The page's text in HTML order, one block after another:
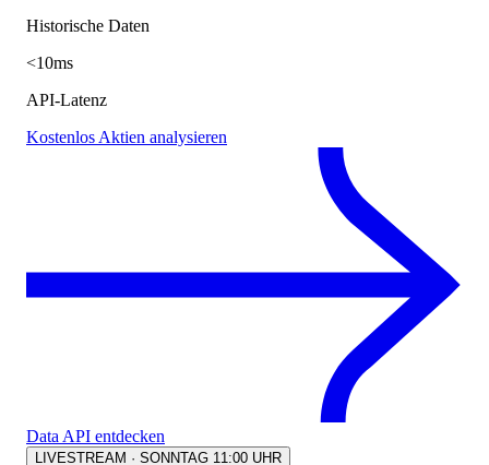
Historische Daten
<10ms
API-Latenz
Kostenlos Aktien analysieren
Data API entdecken
LIVESTREAM · SONNTAG 11:00 UHR